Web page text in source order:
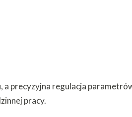
a precyzyjna regulacja
pracy.